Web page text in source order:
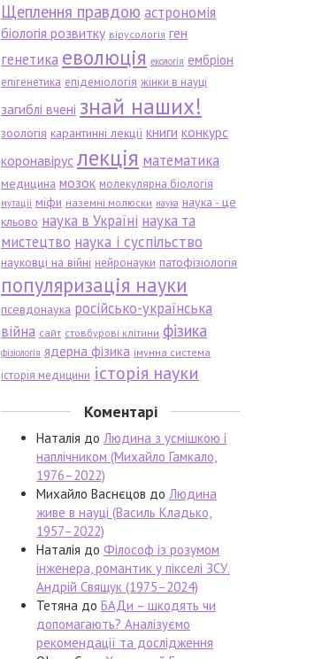
Щеплення правдою астрономія
біологія розвитку вірусологія ген
генетика еволюція екологія ембріон
епігенетика епідеміологія жінки в науці
загиблі вчені знай наших!
зоологія карантинні лекції книги конкурс
коронавірус лекція математика
медицина мозок молекулярна біологія
мутації міфи наземні молюски наука наука - це
кльово наука в Україні наука та
мистецтво наука і суспільство
науковці на війні нейронауки патофізіологія
популяризація науки
псевдонаука російсько-українська
війна сайт стовбурові клітини фізика
фізіологія ядерна фізика імунна система
історія медицини історія науки
Коментарі
Наталія до Людина з усмішкою і
наплічником (Михайло Гамкало,
1976–2022)
Михайло Васнєцов до Людина
живе в науці (Василь Кладько,
1957–2022)
Наталія до Філософ із розумом
інженера, романтик у пікселі ЗСУ.
Андрій Свящук (1975–2024)
Тетяна до БАДи – шкодять чи
допомагають? Аналізуємо
рекомендації та дослідження